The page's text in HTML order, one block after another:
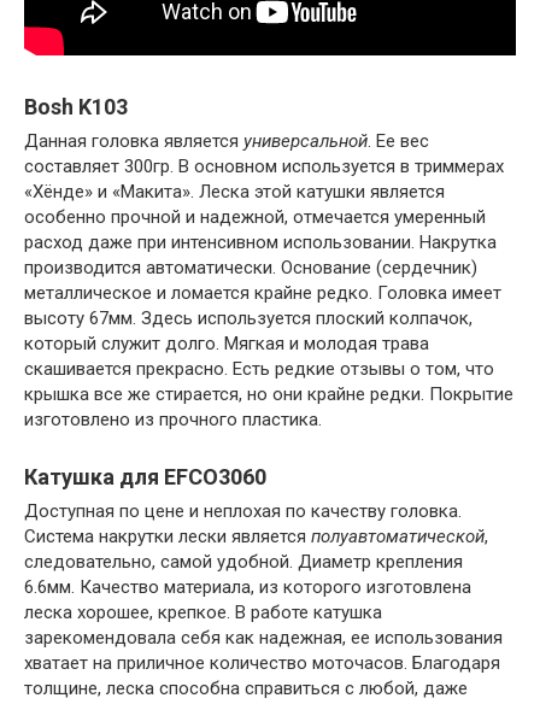
Bosh K103
Данная головка является универсальной. Ее вес
составляет 300гр. В основном используется в триммерах
«Хёнде» и «Макита». Леска этой катушки является
особенно прочной и надежной, отмечается умеренный
расход даже при интенсивном использовании. Накрутка
производится автоматически. Основание (сердечник)
металлическое и ломается крайне редко. Головка имеет
высоту 67мм. Здесь используется плоский колпачок,
который служит долго. Мягкая и молодая трава
скашивается прекрасно. Есть редкие отзывы о том, что
крышка все же стирается, но они крайне редки. Покрытие
изготовлено из прочного пластика.
Катушка для EFCO3060
Доступная по цене и неплохая по качеству головка.
Система накрутки лески является полуавтоматической,
следовательно, самой удобной. Диаметр крепления
6.6мм. Качество материала, из которого изготовлена
леска хорошее, крепкое. В работе катушка
зарекомендовала себя как надежная, ее использования
хватает на приличное количество моточасов. Благодаря
толщине, леска способна справиться с любой, даже